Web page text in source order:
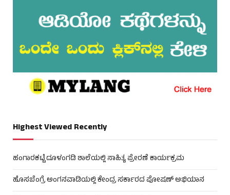
Highest Viewed Recently
ಹಂಗಾರಕಟ್ಟೆ ದೂಳಂಗಡಿ ಶಾಲೆಯಲ್ಲಿ ಸಾಹಿತ್ಯ ಪ್ರೇರಣೆ ಕಾರ್ಯಕ್ರಮ
ಹೊಸಬೆಂಗ್ರೆ ಅಂಗನವಾಡಿಯಲ್ಲಿ ಕೇಂದ್ರ ಸರ್ಕಾರದ ಪೋಷಣ್ ಅಭಿಯಾನ